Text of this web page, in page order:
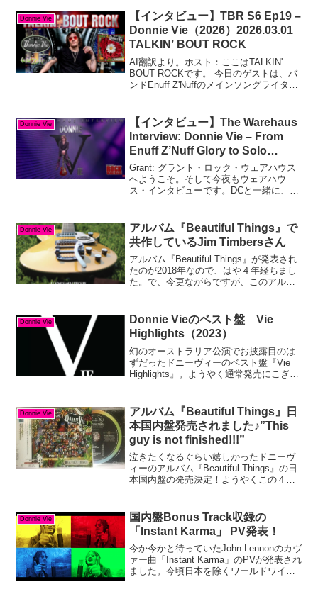
Donnie Vie
【インタビュー】TBR S6 Ep19 –
Donnie Vie（2026）2026.03.01
TALKIN’ BOUT ROCK
AI翻訳より。ホスト：ここはTALKIN'
BOUT ROCKです。 今日のゲストは、バ
ンドEnuff Z'Nuffのメインソングライター
です。2003年にソロキャリア...
Donnie Vie
【インタビュー】The Warehaus
Interview: Donnie Vie – From
Enuff Z’Nuff Glory to Solo
Reinvention（2026）
Grant: グラント・ロック・ウェアハウス
へようこそ。そして今夜もウェアハウ
ス・インタビューです。DCと一緒に、
ロ・アーティストと...
Donnie Vie
アルバム『Beautiful Things』で
共作しているJim Timbersさん
アルバム『Beautiful Things』が発表され
たのが2018年なので、はや４年経ちまし
た。で、今更ながらですが、このアルバ
Things』ではMr....
Donnie Vie
Donnie Vieのベスト盤 Vie
Highlights（2023）
幻のオーストラリア公演でお披露目のは
ずだったドニーヴィーのベスト盤『Vie
Highlights』。ようやく通常発売にこぎつ
りません）2023.11...
Donnie Vie
アルバム『Beautiful Things』日
本国内盤発売されました♪”This
guy is not finished!!!”
泣きたくなるぐらい嬉しかったドニーヴ
ィーのアルバム『Beautiful Things』の日
本国内盤の発売決定！ようやくこの４月
は20...
Donnie Vie
国内盤Bonus Track収録の
「Instant Karma」 PV発表！
今か今かと待っていたJohn Lennonのカヴ
ァー曲「Instant Karma」のPVが発表され
ました。今頃日本を除くワールドワイド